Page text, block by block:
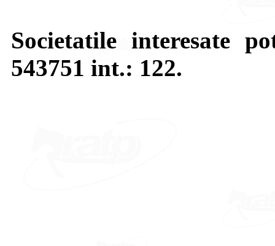
Societatile interesate
543751 int.: 122.